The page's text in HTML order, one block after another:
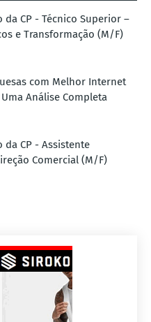
da CP - Técnico Superior –
e Transformação (M/F)
com Melhor Internet
Análise Completa
da CP - Assistente
Comercial (M/F)